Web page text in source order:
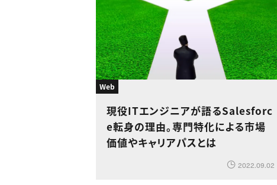
Web
現役ITエンジニアが語るSalesforc
e転身の理由。専門特化による市場
価値やキャリアパスとは
2022.09.02